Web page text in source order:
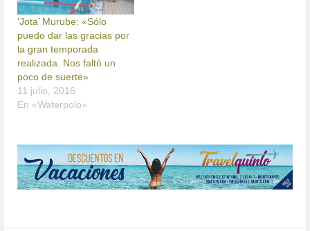
‘Jota’ Murube: «Sólo
puedo dar las gracias por
la gran temporada
realizada. Nos faltó un
poco de suerte»
11 julio, 2016
En «Waterpolo»